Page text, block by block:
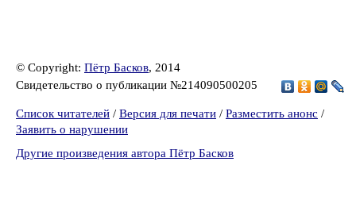
© Copyright: Пётр Басков, 2014
Свидетельство о публикации №214090500205
Список читателей / Версия для печати / Разместить анонс /
Заявить о нарушении
Другие произведения автора Пётр Басков